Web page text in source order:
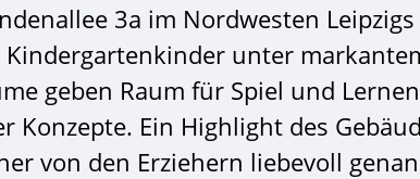
3a im Nordwesten
unter
geben Raum für Spiel und
Konzepte. Ein Highlight des
von den Erziehern liebevoll